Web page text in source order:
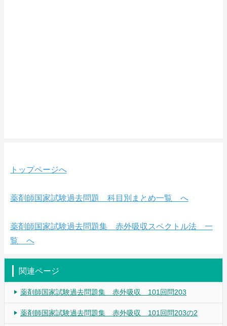
トップページへ
薬剤師国家試験過去問題 科目別まとめ一覧 へ
薬剤師国家試験過去問題集 赤外吸収スペクトル法 一
覧 へ
関連ページ
薬剤師国家試験過去問題集 赤外吸収 101回問203
薬剤師国家試験過去問題集 赤外吸収 101回問203の2